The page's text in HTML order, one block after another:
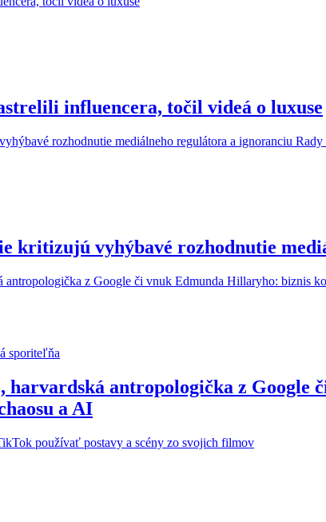
influencera, točil videá o luxuse
kritizujú vyhýbavé rozhodnutie
sporiteľňa
antropologička z Google
a AI